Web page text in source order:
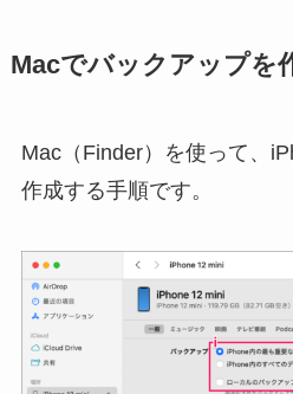
Macでバックアップを
Mac（Finder）を使って、
作成する手順です。